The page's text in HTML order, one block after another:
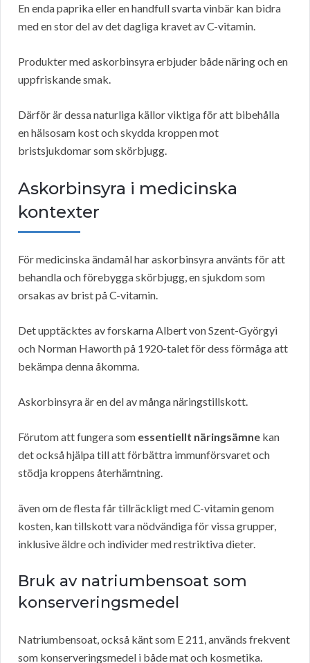
En enda paprika eller en handfull svarta vinbär kan bidra
med en stor del av det dagliga kravet av C-vitamin.
Produkter med askorbinsyra erbjuder både näring och en
uppfriskande smak.
Därför är dessa naturliga källor viktiga för att bibehålla
en hälsosam kost och skydda kroppen mot
bristsjukdomar som skörbjugg.
Askorbinsyra i medicinska
kontexter
För medicinska ändamål har askorbinsyra använts för att
behandla och förebygga skörbjugg, en sjukdom som
orsakas av brist på C-vitamin.
Det upptäcktes av forskarna Albert von Szent-Györgyi
och Norman Haworth på 1920-talet för dess förmåga att
bekämpa denna åkomma.
Askorbinsyra är en del av många näringstillskott.
Förutom att fungera som essentiellt näringsämne kan
det också hjälpa till att förbättra immunförsvaret och
stödja kroppens återhämtning.
även om de flesta får tillräckligt med C-vitamin genom
kosten, kan tillskott vara nödvändiga för vissa grupper,
inklusive äldre och individer med restriktiva dieter.
Bruk av natriumbensoat som
konserveringsmedel
Natriumbensoat, också känt som E 211, används frekvent
som konserveringsmedel i både mat och kosmetika.